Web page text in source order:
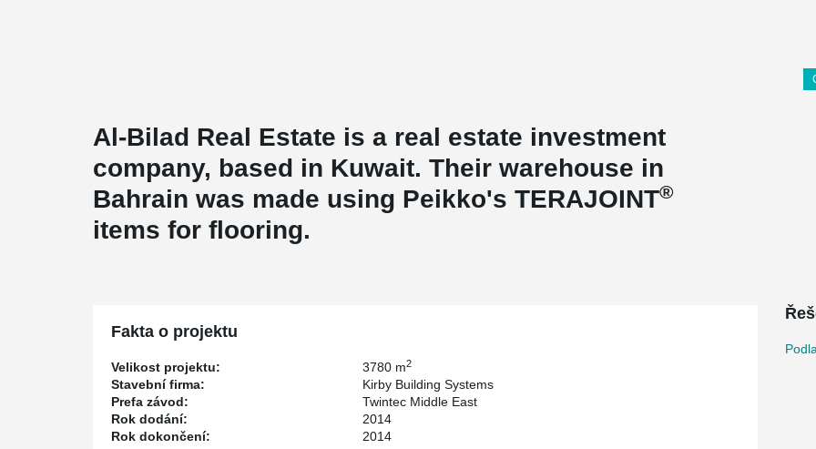
Al-Bilad Real Estate is a real estate investment
company, based in Kuwait. Their warehouse in
Bahrain was made using Peikko's TERAJOINT®
items for flooring.
Fakta o projektu
Velikost projektu: 3780 m2
Stavební firma:
Kirby Building Systems
Prefa závod:
Twintec Middle East
Rok dodání:
2014
Rok dokončení:
2014